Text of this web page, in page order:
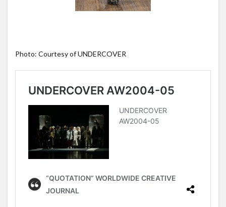
Photo: Courtesy of UNDERCOVER